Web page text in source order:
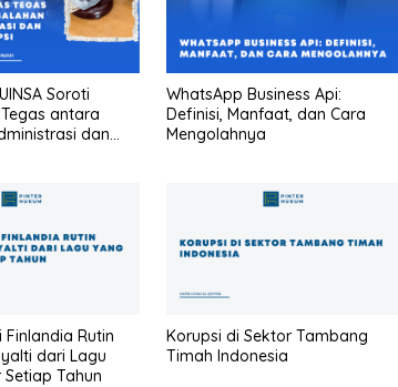
Soroti
antara
dan
WhatsApp Business Api:
Definisi, Manfaat, dan Cara
Mengolahnya
Finlandia Rutin
dari Lagu
Tahun
Korupsi di Sektor Tambang
Timah Indonesia